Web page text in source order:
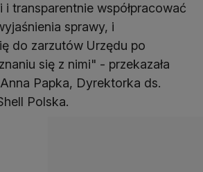
i transparentnie współpracować
sprawy, i
do zarzutów Urzędu po
się z nimi" - przekazała
Papka, Dyrektorka ds.
Polska.